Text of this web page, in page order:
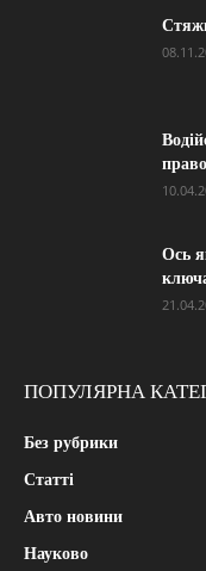
Ось
ПОПУЛЯРНА
Без рубрики
Статті
Авто новини
Науково